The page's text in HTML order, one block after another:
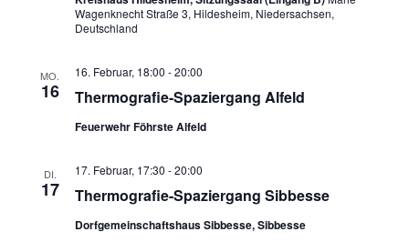
Wagenknecht Straße 3, Hildesheim, Niedersachsen,
Deutschland
MO.
16 Thermografie-Spaziergang Alfeld
16. Februar, 18:00 -20:00
Feuerwehr Föhrste Alfeld
DI.
17 Thermografie-Spaziergang Sibbesse
17. Februar, 17:30 -20:00
Dorfgemeinschaftshaus Sibbesse, Sibbesse